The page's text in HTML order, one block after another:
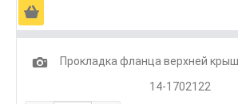
Ä
1
Прокладка фланца верхней
14-1702122